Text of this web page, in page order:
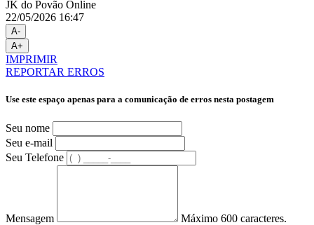
JK do Povão Online
22/05/2026 16:47
A-
A+
IMPRIMIR
REPORTAR ERROS
Use este espaço apenas para a comunicação de erros nesta postagem
Seu nome
Seu e-mail
Seu Telefone
Mensagem Máximo 600 caracteres.